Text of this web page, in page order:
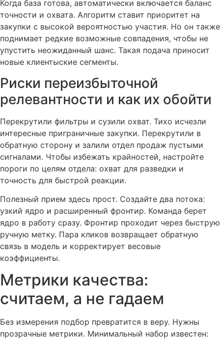
Когда база готова, автоматически включается баланс
точности и охвата. Алгоритм ставит приоритет на
закупки с высокой вероятностью участия. Но он также
поднимает редкие возможные совпадения, чтобы не
упустить неожиданный шанс. Такая подача приносит
новые клиентыские сегменты.
Риски переизбыточной
релевантности и как их обойти
Перекрутили фильтры и сузили охват. Тихо исчезли
интересные приграничные закупки. Перекрутили в
обратную сторону и залили отдел продаж пустыми
сигналами. Чтобы избежать крайностей, настройте
пороги по целям отдела: охват для разведки и
точность для быстрой реакции.
Полезный прием здесь прост. Создайте два потока:
узкий ядро и расширенный фронтир. Команда берет
ядро в работу сразу. Фронтир проходит через быструю
ручную метку. Пара кликов возвращает обратную
связь в модель и корректирует весовые
коэффициенты.
Метрики качества:
считаем, а не гадаем
Без измерения подбор превратится в веру. Нужны
прозрачные метрики. Минимальный набор известен: